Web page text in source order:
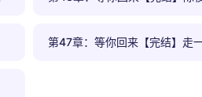
第47章：等你回来【完结】走